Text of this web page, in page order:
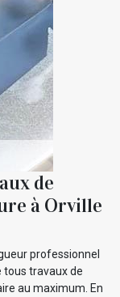
de
à Orville
professionnel
tous travaux de
au maximum. En